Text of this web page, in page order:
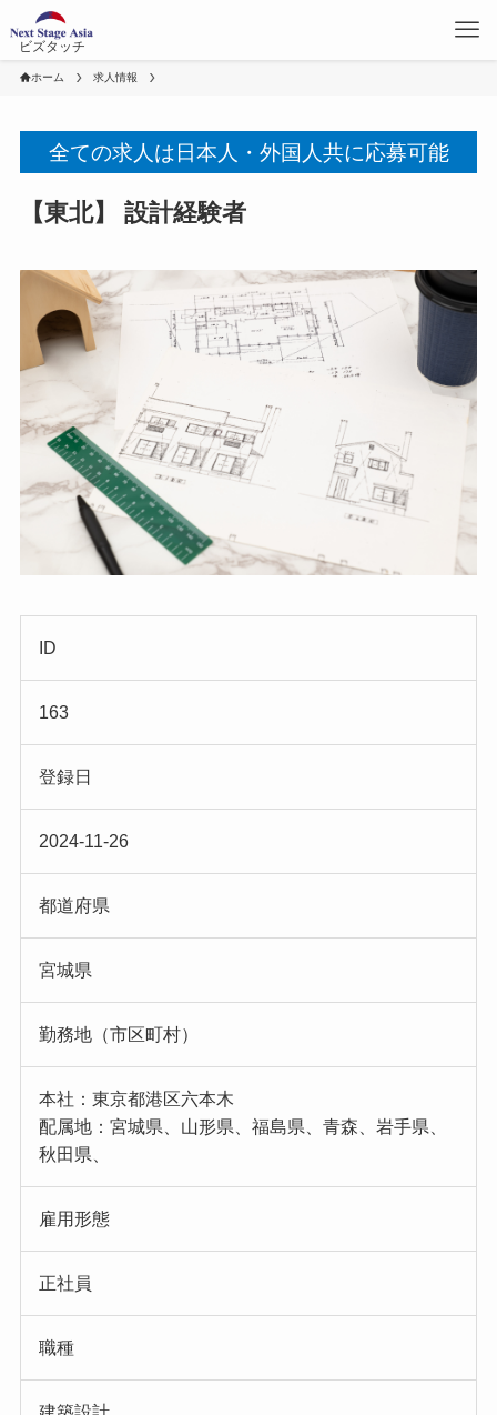
ビズタッチ
ホーム 求人情報
全ての求人は日本人・外国人共に応募可能
【東北】 設計経験者
ID
163
登録日
2024-11-26
都道府県
宮城県
勤務地（市区町村）
本社：東京都港区六本木
配属地：宮城県、山形県、福島県、青森、岩手県、
秋田県、
雇用形態
正社員
職種